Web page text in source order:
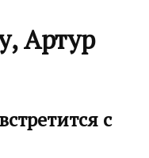
Артур
с